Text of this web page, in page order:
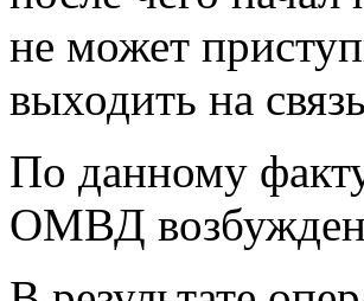
не может
выходить на
По данному
ОМВД